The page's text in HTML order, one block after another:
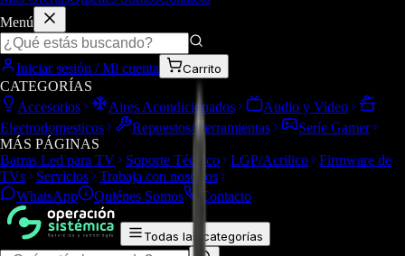
Menú
Iniciar sesión / Mi cuenta Carrito
CATEGORÍAS
Accesorios
Aires Acondicionados
Audio y Video
Electrodomesticos
Repuestos/Herramientas
Seríe Gamer
MÁS PÁGINAS
Barras Led para TV
Soporte Técnico LGP/Acrilico
Firmware de
TVs
Servicios
Trabaja con nosotros
WhatsApp
Quiénes Somos Contacto
Todas las categorías